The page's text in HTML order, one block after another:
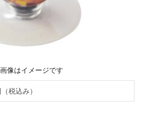
画像はイメージです
税込み）